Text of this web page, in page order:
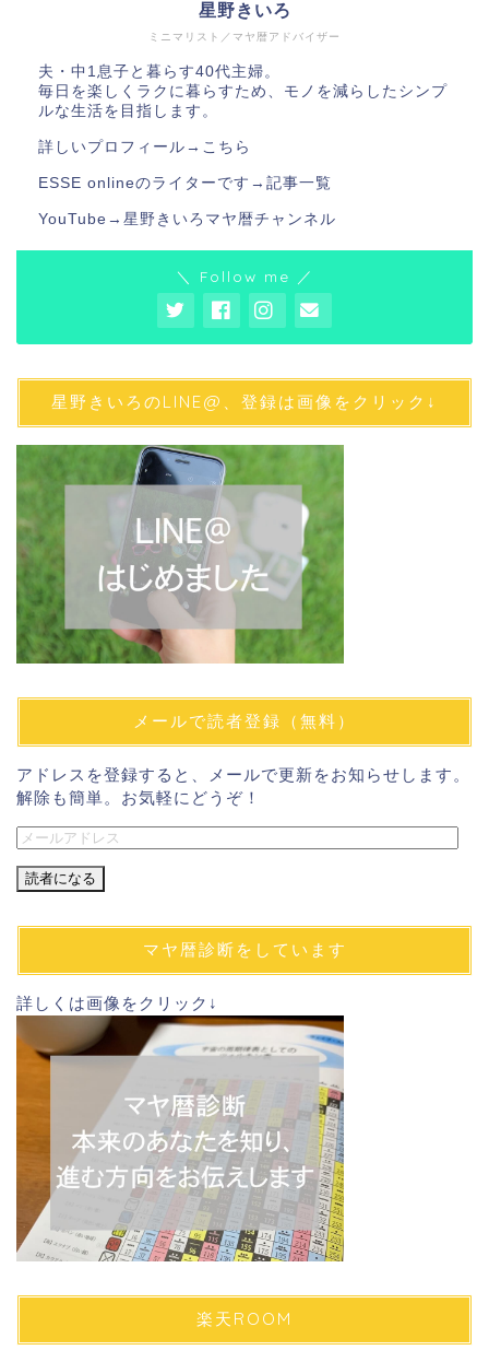
ミニマリスト／マヤ暦アドバイザー
星野きいろ
夫・中1息子と暮らす40代主婦。
毎日を楽しくラクに暮らすため、モノを減らしたシンプ
ルな生活を目指します。
詳しいプロフィール→ こちら
ESSE onlineのライターです→ 記事一覧
YouTube→ 星野きいろマヤ暦チャンネル
＼ Follow me ／
星野きいろのLINE@、登録は画像をクリック↓
メールで読者登録（無料）
アドレスを登録すると、メールで更新をお知らせします。
解除も簡単。お気軽にどうぞ！
メ
ル
ド
ス
マヤ暦診断をしています
詳しくは画像をクリック↓
楽天ROOM